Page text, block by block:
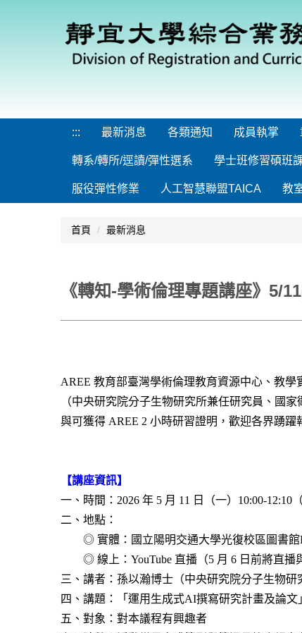
::: 最新消息 各類通知 成員執掌
轉系/轉所/逕讀/彈性選系 學士班修習碩班
服役彈性修業 人工智慧聯盟TAICA 教
首頁 最新消息
《轉知-學術倫理專題講座》5/
AREE 教育部臺灣學術倫理教育資源中心、教學
（中央研究院分子生物研究所兼任研究員、國
與可獲得 AREE 2 小時研習證明，歡迎各界踴躍
【講座資訊】
一、時間：2026 年 5 月 11 日（一）10:00-12:10
二、地點：
◎ 實體：國立陽明交通大學光復校區圖書館
◎ 線上：YouTube 直播（5 月 6 日前將直播
三、講者：孫以瀚博士（中央研究院分子生物
四、講題：「運用生成式AI撰寫研究計畫及論文
五、對象：對本議程有興趣者